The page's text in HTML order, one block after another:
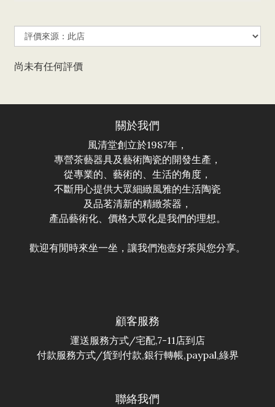
尚未有任何評價
關於我們
風清堂創立於1987年，
專營茶藝器具及藝術陶瓷的開發生產，
從專業的、藝術的、生活的角度，
不斷用心提供大眾細緻風雅的生活陶瓷
及品茗清新的精緻茶器，
產品藝術化、價格大眾化是我們的理想。
歡迎有閒時來坐一坐，讓我們泡壺好茶與您分享。
顧客服務
運送服務方式/宅配,7-11店到店
付款服務方式/貨到付款,銀行轉帳,paypal,綠界
聯絡我們